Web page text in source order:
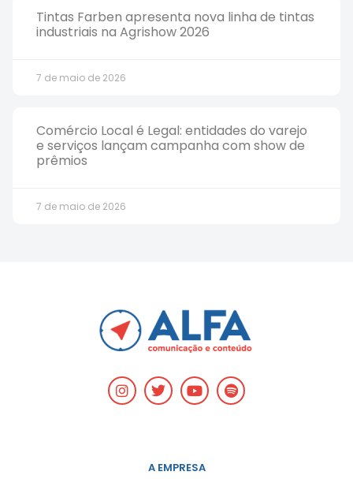
Tintas Farben apresenta nova linha de tintas
industriais na Agrishow 2026
7 de maio de 2026
Comércio Local é Legal: entidades do varejo
e serviços lançam campanha com show de
prêmios
7 de maio de 2026
A EMPRESA